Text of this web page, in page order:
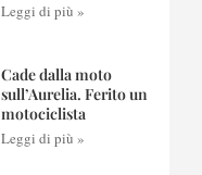
Leggi di più »
Cade dalla moto
sull’Aurelia. Ferito un
motociclista
Leggi di più »